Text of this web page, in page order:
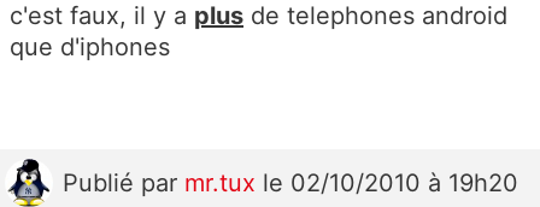
c'est faux, il y a plus de telephones android
que d'iphones
Publié par mr.tux le 02/10/2010 à 19h20